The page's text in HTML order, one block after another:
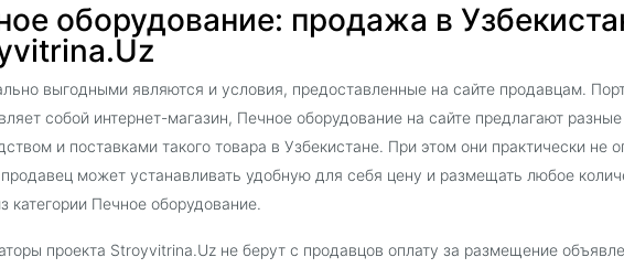
оборудование: продажа в
выгодными являются и условия, предоставленные на сайте продавцам.
собой интернет-магазин, Печное оборудование на сайте предлагают
и поставками такого товара в Узбекистане. При этом они практически не
может устанавливать удобную для себя цену и размещать любое
категории Печное оборудование.
проекта Stroyvitrina.Uz не берут с продавцов оплату за размещение